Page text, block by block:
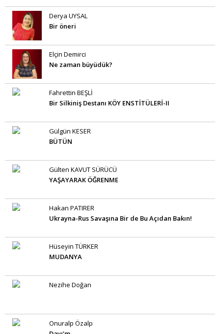
Derya UYSAL
Bir öneri
Elçin Demirci
Ne zaman büyüdük?
Fahrettin BEŞLİ
Bir Silkiniş Destanı KÖY ENSTİTÜLERİ-II
Gülgün KESER
BÜTÜN
Gülten KAVUT SÜRÜCÜ
YAŞAYARAK ÖĞRENME
Hakan PATIRER
Ukrayna-Rus Savaşına Bir de Bu Açıdan Bakın!
Hüseyin TÜRKER
MUDANYA
Nezihe Doğan
Onuralp Özalp